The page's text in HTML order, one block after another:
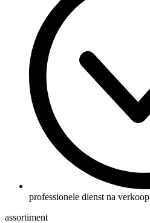
professionele dienst na verkoop
assortiment